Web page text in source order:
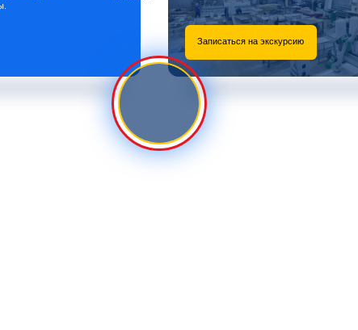
Записаться на экскурсию